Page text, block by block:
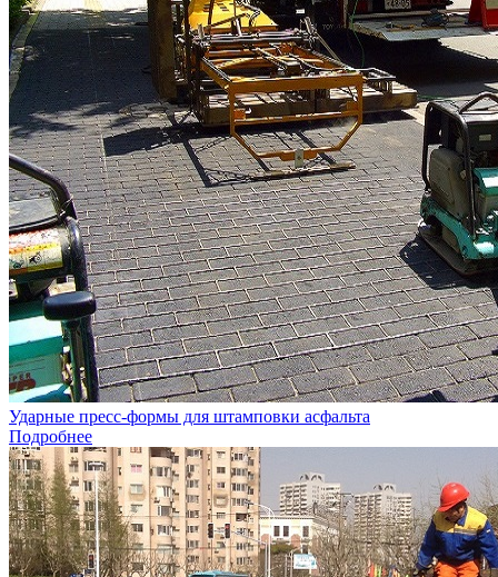
Ударные пресс-формы для штамповки асфальта
Подробнее